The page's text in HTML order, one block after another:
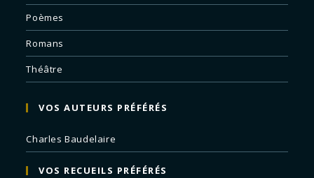
Poèmes
Romans
Théâtre
VOS AUTEURS PRÉFÉRÉS
Charles Baudelaire
VOS RECUEILS PRÉFÉRÉS